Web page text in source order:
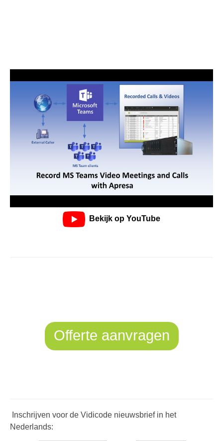
Bekijk op YouTube
Offerte aanvragen
Inschrijven voor de Vidicode nieuwsbrief in het
Nederlands: